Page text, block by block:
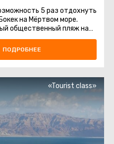
5 раз отдохнуть
на Мёртвом море.
общественный пляж на
ПОДРОБНЕЕ
«Tourist class»